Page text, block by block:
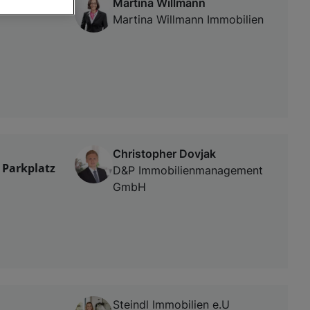
Martina Willmann Immobilien
Christopher Dovjak
D&P Immobilienmanagement
GmbH
Steindl Immobilien e.U
oder Zugriff